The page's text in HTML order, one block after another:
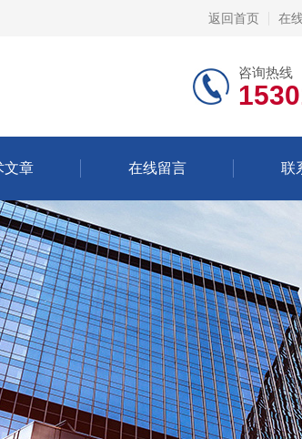
返回首页 在
咨询热线
文章 在线留言 联